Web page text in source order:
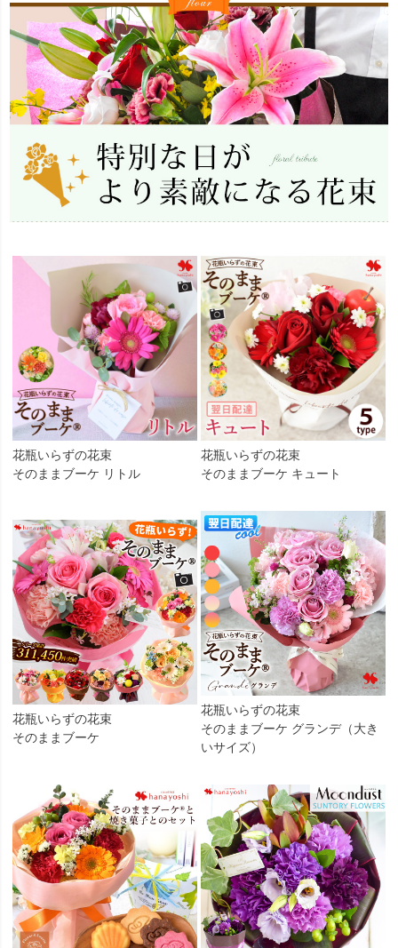
花瓶いらずの花束
そのままブーケ リトル
花瓶いらずの花束
そのままブーケ キュート
花瓶いらずの花束
そのままブーケ
花瓶いらずの花束
そのままブーケ グランデ（大き
いサイズ）